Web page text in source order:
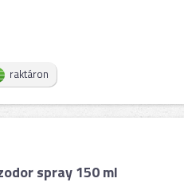
raktáron
spray 150 ml